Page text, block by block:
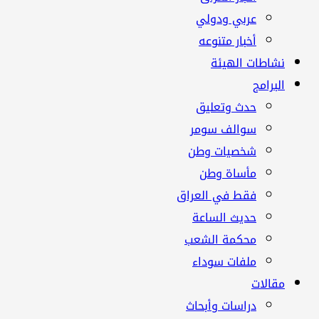
عربي ودولي
أخبار متنوعه
نشاطات الهيئة
البرامج
حدث وتعليق
سوالف سومر
شخصيات وطن
مأساة وطن
فقط في العراق
حديث الساعة
محكمة الشعب
ملفات سوداء
مقالات
دراسات وأبحاث